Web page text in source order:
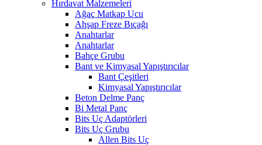
Hırdavat Malzemeleri
Ağaç Matkap Ucu
Ahşap Freze Bıçağı
Anahtarlar
Anahtarlar
Bahçe Grubu
Bant ve Kimyasal Yapıştırıcılar
Bant Çeşitleri
Kimyasal Yapıştırıcılar
Beton Delme Panç
Bi Metal Panç
Bits Uç Adaptörleri
Bits Uç Grubu
Allen Bits Uç